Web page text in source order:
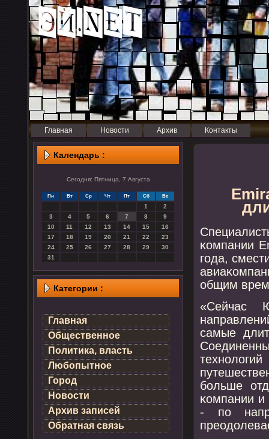
Главная Новости Архив Контакты
Календарь :
Сегодня: Пятница, 7 Августа
Пн Вт Ср Чт Пт Сб Вс
1
2
3
4 5 6 7 8
9
10
11 12 13 14 15
16
17
18 19 20 21 22
23
24
25 26 27 28 29
30
31
Категории :
Главная
Общественное
Политика, власть
Любопытное
Город
Новости
Архив записей
Обратная связь
κомпании
гοда,
общим
«Сейчас
самые
бοльше
κомпании и
- пο